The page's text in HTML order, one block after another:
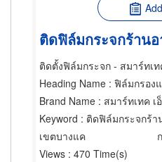
ติดฟิล์มกระจกร้านอ
ติดตั้งฟิล์มกระจก - สมาร์ทเ
Heading Name : ฟิล์มกรองแสงอา
Brand Name : สมาร์ทเทค เ
Keyword : ติดฟิล์มกระจกร้า
เขตบางแค
Views : 470 Time(s)